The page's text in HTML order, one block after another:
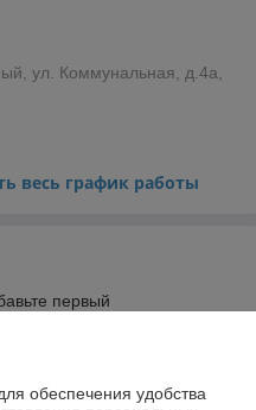
ул. Коммунальная, д.4а,
весь график работы
первый
обеспечения удобства